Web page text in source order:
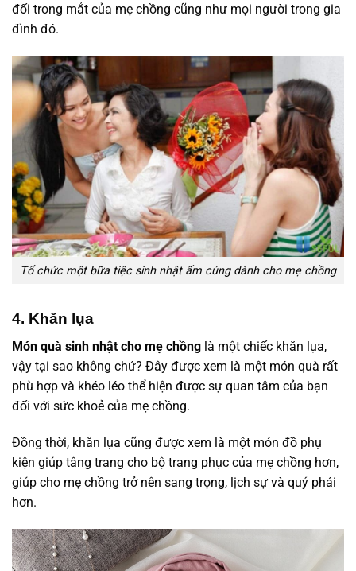
đối trong mắt của mẹ chồng cũng như mọi người trong gia
đình đó.
Tổ chức một bữa tiệc sinh nhật ấm cúng dành cho mẹ chồng
4. Khăn lụa
Món quà sinh nhật cho mẹ chồng là một chiếc khăn lụa,
vậy tại sao không chứ? Đây được xem là một món quà rất
phù hợp và khéo léo thể hiện được sự quan tâm của bạn
đối với sức khoẻ của mẹ chồng.
Đồng thời, khăn lụa cũng được xem là một món đồ phụ
kiện giúp tâng trang cho bộ trang phục của mẹ chồng hơn,
giúp cho mẹ chồng trở nên sang trọng, lịch sự và quý phái
hơn.